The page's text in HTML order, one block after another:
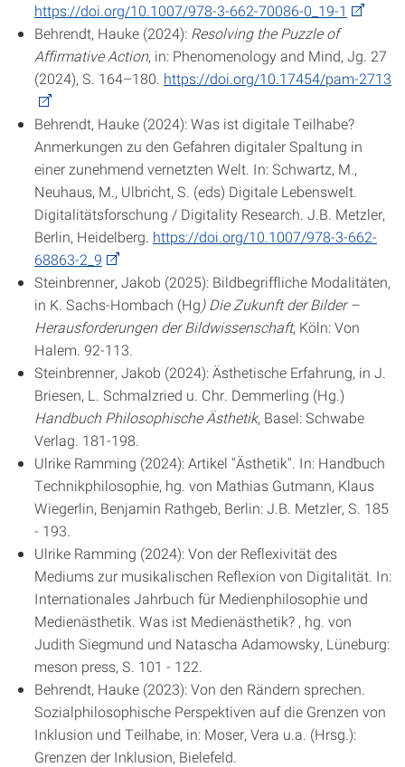
https://doi.org/10.1007/978-3-662-70086-0_19-1
Behrendt, Hauke (2024): Resolving the Puzzle of
Affirmative Action, in: Phenomenology and Mind, Jg. 27
(2024), S. 164–180. https://doi.org/10.17454/pam-2713
Behrendt, Hauke (2024): Was ist digitale Teilhabe?
Anmerkungen zu den Gefahren digitaler Spaltung in
einer zunehmend vernetzten Welt. In: Schwartz, M.,
Neuhaus, M., Ulbricht, S. (eds) Digitale Lebenswelt.
Digitalitätsforschung / Digitality Research. J.B. Metzler,
Berlin, Heidelberg. https://doi.org/10.1007/978-3-662-
68863-2_9
Steinbrenner, Jakob (2025): Bildbegriffliche Modalitäten,
in K. Sachs-Hombach (Hg) Die Zukunft der Bilder –
Herausforderungen der Bildwissenschaft, Köln: Von
Halem. 92-113.
Steinbrenner, Jakob (2024): Ästhetische Erfahrung, in J.
Briesen, L. Schmalzried u. Chr. Demmerling (Hg.)
Handbuch Philosophische Ästhetik, Basel: Schwabe
Verlag. 181-198.
Ulrike Ramming (2024): Artikel "Ästhetik". In: Handbuch
Technikphilosophie, hg. von Mathias Gutmann, Klaus
Wiegerlin, Benjamin Rathgeb, Berlin: J.B. Metzler, S. 185
- 193.
Ulrike Ramming (2024): Von der Reflexivität des
Mediums zur musikalischen Reflexion von Digitalität. In:
Internationales Jahrbuch für Medienphilosophie und
Medienästhetik. Was ist Medienästhetik? , hg. von
Judith Siegmund und Natascha Adamowsky, Lüneburg:
meson press, S. 101 - 122.
Behrendt, Hauke (2023): Von den Rändern sprechen.
Sozialphilosophische Perspektiven auf die Grenzen von
Inklusion und Teilhabe, in: Moser, Vera u.a. (Hrsg.):
Grenzen der Inklusion, Bielefeld.